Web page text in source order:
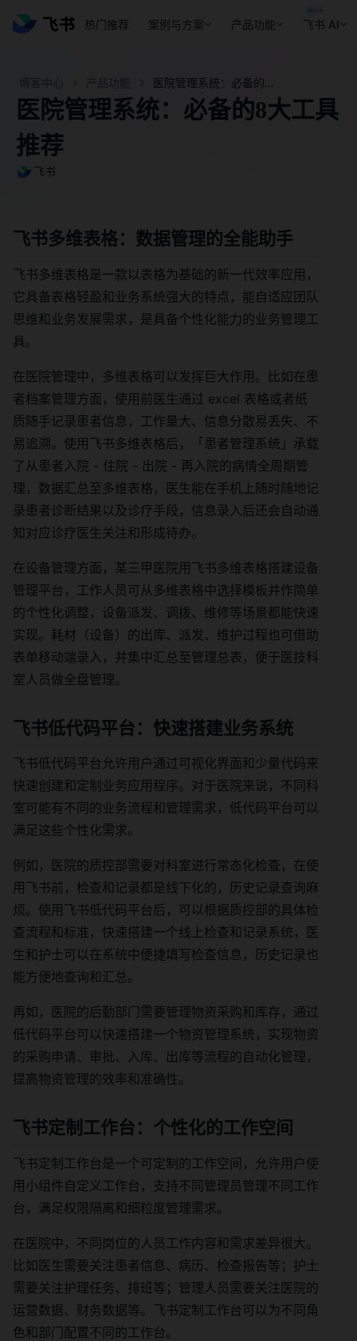
热门推荐 案例与方案 产品功能 飞书 AI
医院管理系统：必备的8大工具
推荐
飞书
飞书多维表格：数据管理的全能助手
飞书多维表格是一款以表格为基础的新一代效率应用，
它具备表格轻盈和业务系统强大的特点，能自适应团队
思维和业务发展需求，是具备个性化能力的业务管理工
具。
在医院管理中，多维表格可以发挥巨大作用。比如在患
者档案管理方面，使用前医生通过 excel 表格或者纸
质随手记录患者信息，工作量大、信息分散易丢失、不
易追溯。使用飞书多维表格后，「患者管理系统」承载
了从患者入院 - 住院 - 出院 - 再入院的病情全周期管
理，数据汇总至多维表格，医生能在手机上随时随地记
录患者诊断结果以及诊疗手段，信息录入后还会自动通
知对应诊疗医生关注和形成待办。
在设备管理方面，某三甲医院用飞书多维表格搭建设备
管理平台，工作人员可从多维表格中选择模板并作简单
的个性化调整，设备派发、调拨、维修等场景都能快速
实现。耗材（设备）的出库、派发、维护过程也可借助
表单移动端录入，并集中汇总至管理总表，便于医技科
室人员做全盘管理。
飞书低代码平台：快速搭建业务系统
飞书低代码平台允许用户通过可视化界面和少量代码来
快速创建和定制业务应用程序。对于医院来说，不同科
室可能有不同的业务流程和管理需求，低代码平台可以
满足这些个性化需求。
例如，医院的质控部需要对科室进行常态化检查，在使
用飞书前，检查和记录都是线下化的，历史记录查询麻
烦。使用飞书低代码平台后，可以根据质控部的具体检
查流程和标准，快速搭建一个线上检查和记录系统，医
生和护士可以在系统中便捷填写检查信息，历史记录也
能方便地查询和汇总。
再如，医院的后勤部门需要管理物资采购和库存，通过
低代码平台可以快速搭建一个物资管理系统，实现物资
的采购申请、审批、入库、出库等流程的自动化管理，
提高物资管理的效率和准确性。
飞书定制工作台：个性化的工作空间
飞书定制工作台是一个可定制的工作空间，允许用户使
用小组件自定义工作台，支持不同管理员管理不同工作
台，满足权限隔离和细粒度管理需求。
在医院中，不同岗位的人员工作内容和需求差异很大。
比如医生需要关注患者信息、病历、检查报告等；护士
需要关注护理任务、排班等；管理人员需要关注医院的
运营数据、财务数据等。飞书定制工作台可以为不同角
色和部门配置不同的工作台。